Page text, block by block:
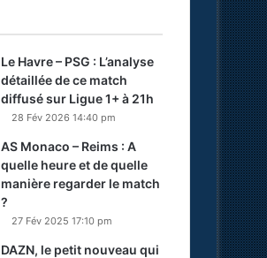
Le Havre – PSG : L’analyse
détaillée de ce match
diffusé sur Ligue 1+ à 21h
28 Fév 2026 14:40 pm
AS Monaco – Reims : A
quelle heure et de quelle
manière regarder le match
?
27 Fév 2025 17:10 pm
DAZN, le petit nouveau qui